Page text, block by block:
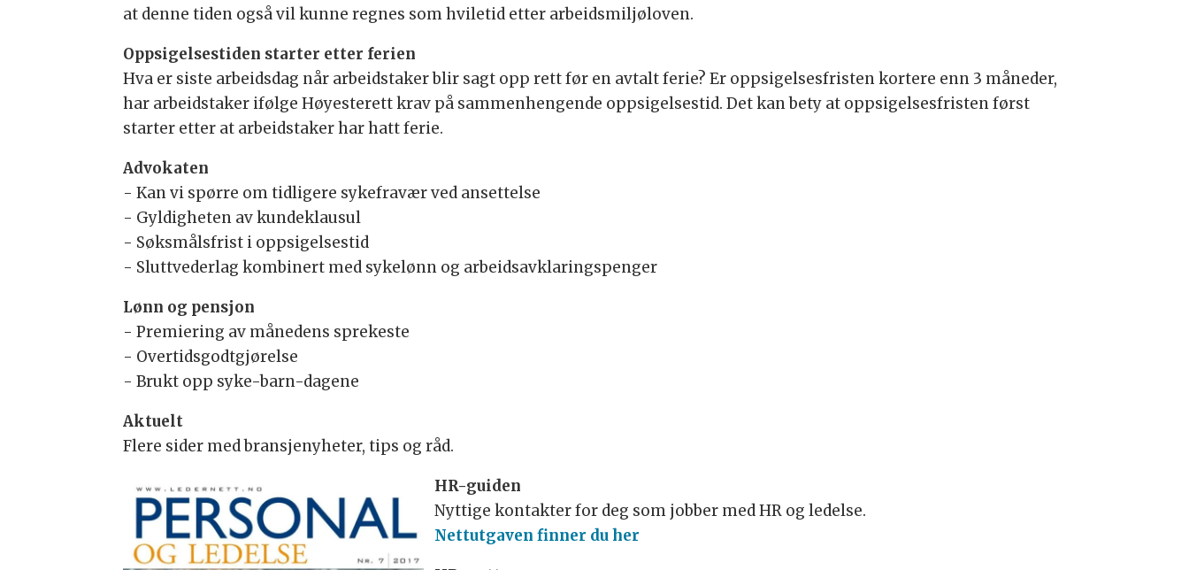
at denne tiden også vil kunne regnes som hviletid etter arbeidsmiljøloven.
Oppsigelsestiden starter etter ferien
Hva er siste arbeidsdag når arbeidstaker blir sagt opp rett før en avtalt ferie? Er oppsigelsesfristen kortere enn 3 måneder,
har arbeidstaker ifølge Høyesterett krav på sammenhengende oppsigelsestid. Det kan bety at oppsigelsesfristen først
starter etter at arbeidstaker har hatt ferie.
Advokaten
- Kan vi spørre om tidligere sykefravær ved ansettelse
- Gyldigheten av kundeklausul
- Søksmålsfrist i oppsigelsestid
- Sluttvederlag kombinert med sykelønn og arbeidsavklaringspenger
Lønn og pensjon
- Premiering av månedens sprekeste
- Overtidsgodtgjørelse
- Brukt opp syke-barn-dagene
Aktuelt
Flere sider med bransjenyheter, tips og råd.
HR-guiden
Nyttige kontakter for deg som jobber med HR og ledelse.
Nettutgaven finner du her